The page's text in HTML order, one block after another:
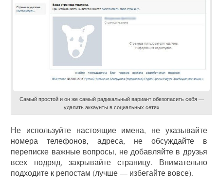
Самый простой и он же самый радикальный вариант обезопасить себя —
удалить аккаунты в социальных сетях
Не используйте настоящие имена, не указывайте
номера телефонов, адреса, не обсуждайте в
переписке важные вопросы, не добавляйте в друзья
всех подряд, закрывайте страницу. Внимательно
подходите к репостам (лучше — избегайте вовсе).